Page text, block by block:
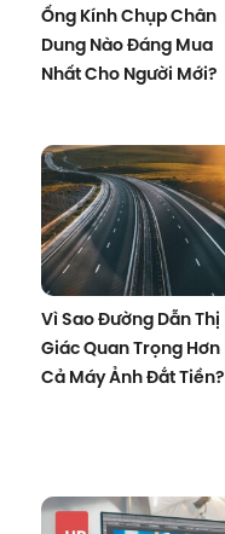
Ống Kính Chụp Chân
Dung Nào Đáng Mua
Nhất Cho Người Mới?
Vì Sao Đường Dẫn Thị
Giác Quan Trọng Hơn
Cả Máy Ảnh Đắt Tiền?